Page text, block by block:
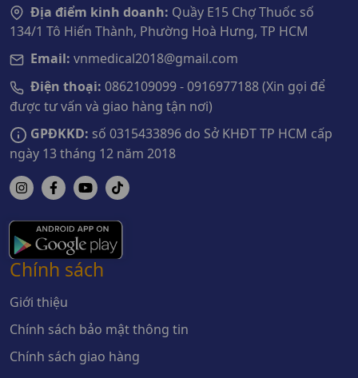
Địa điểm kinh doanh: Quầy E15 Chợ Thuốc số
134/1 Tô Hiến Thành, Phường Hoà Hưng, TP HCM
Email: vnmedical2018@gmail.com
Điện thoại: 0862109099 - 0916977188 (Xin gọi để
được tư vấn và giao hàng tận nơi)
GPĐKKD: số 0315433896 do Sở KHĐT TP HCM cấp
ngày 13 tháng 12 năm 2018
Chính sách
Giới thiệu
Chính sách bảo mật thông tin
Chính sách giao hàng